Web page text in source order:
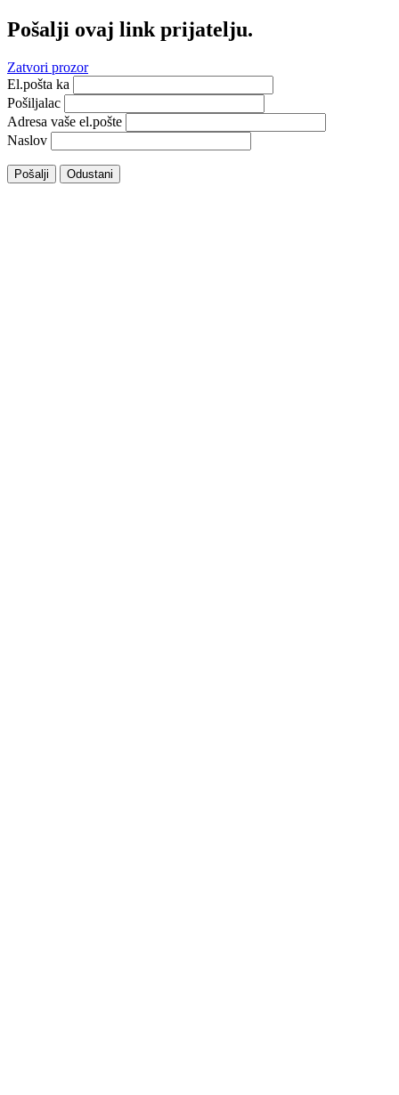
Pošalji ovaj link prijatelju.
Zatvori prozor
El.pošta ka
Pošiljalac
Adresa vaše el.pošte
Naslov
Pošalji Odustani